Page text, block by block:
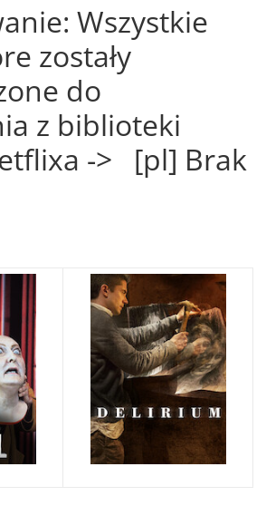
Wszystkie
zostały
do
z biblioteki
-> [pl] Brak